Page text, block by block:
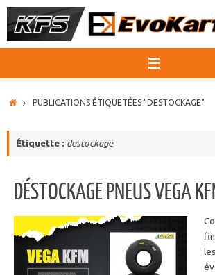
Passer
au
ACCUEIL
PUBLICATIONS ÉTIQUETÉES "DESTOCKAGE"
Étiquette : destockage
DÉSTOCKAGE PNEUS VEGA